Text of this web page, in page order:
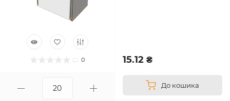
0 15.12 ₴
До кошика